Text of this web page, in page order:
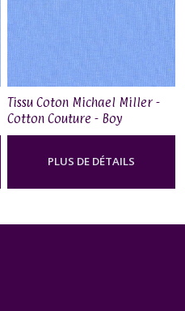
Tissu Coton Michael Miller -
Cotton Couture - Boy
PLUS DE DÉTAILS